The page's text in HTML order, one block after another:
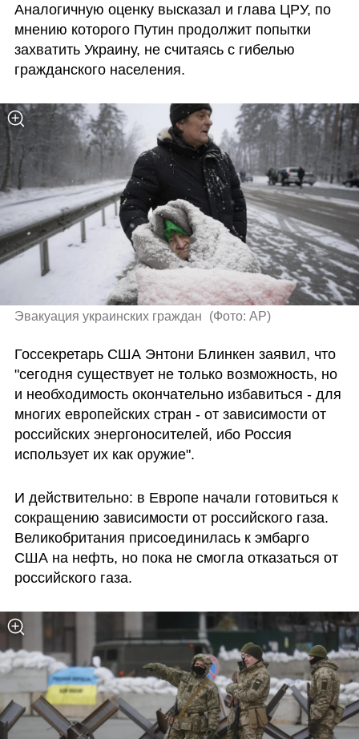
Аналогичную оценку высказал и глава ЦРУ, по
мнению которого Путин продолжит попытки
захватить Украину, не считаясь с гибелью
гражданского населения.
Эвакуация украинских граждан (Фото: AP)
Госсекретарь США Энтони Блинкен заявил, что
"сегодня существует не только возможность, но
и необходимость окончательно избавиться - для
многих европейских стран - от зависимости от
российских энергоносителей, ибо Россия
использует их как оружие".
И действительно: в Европе начали готовиться к
сокращению зависимости от российского газа.
Великобритания присоединилась к эмбарго
США на нефть, но пока не смогла отказаться от
российского газа.